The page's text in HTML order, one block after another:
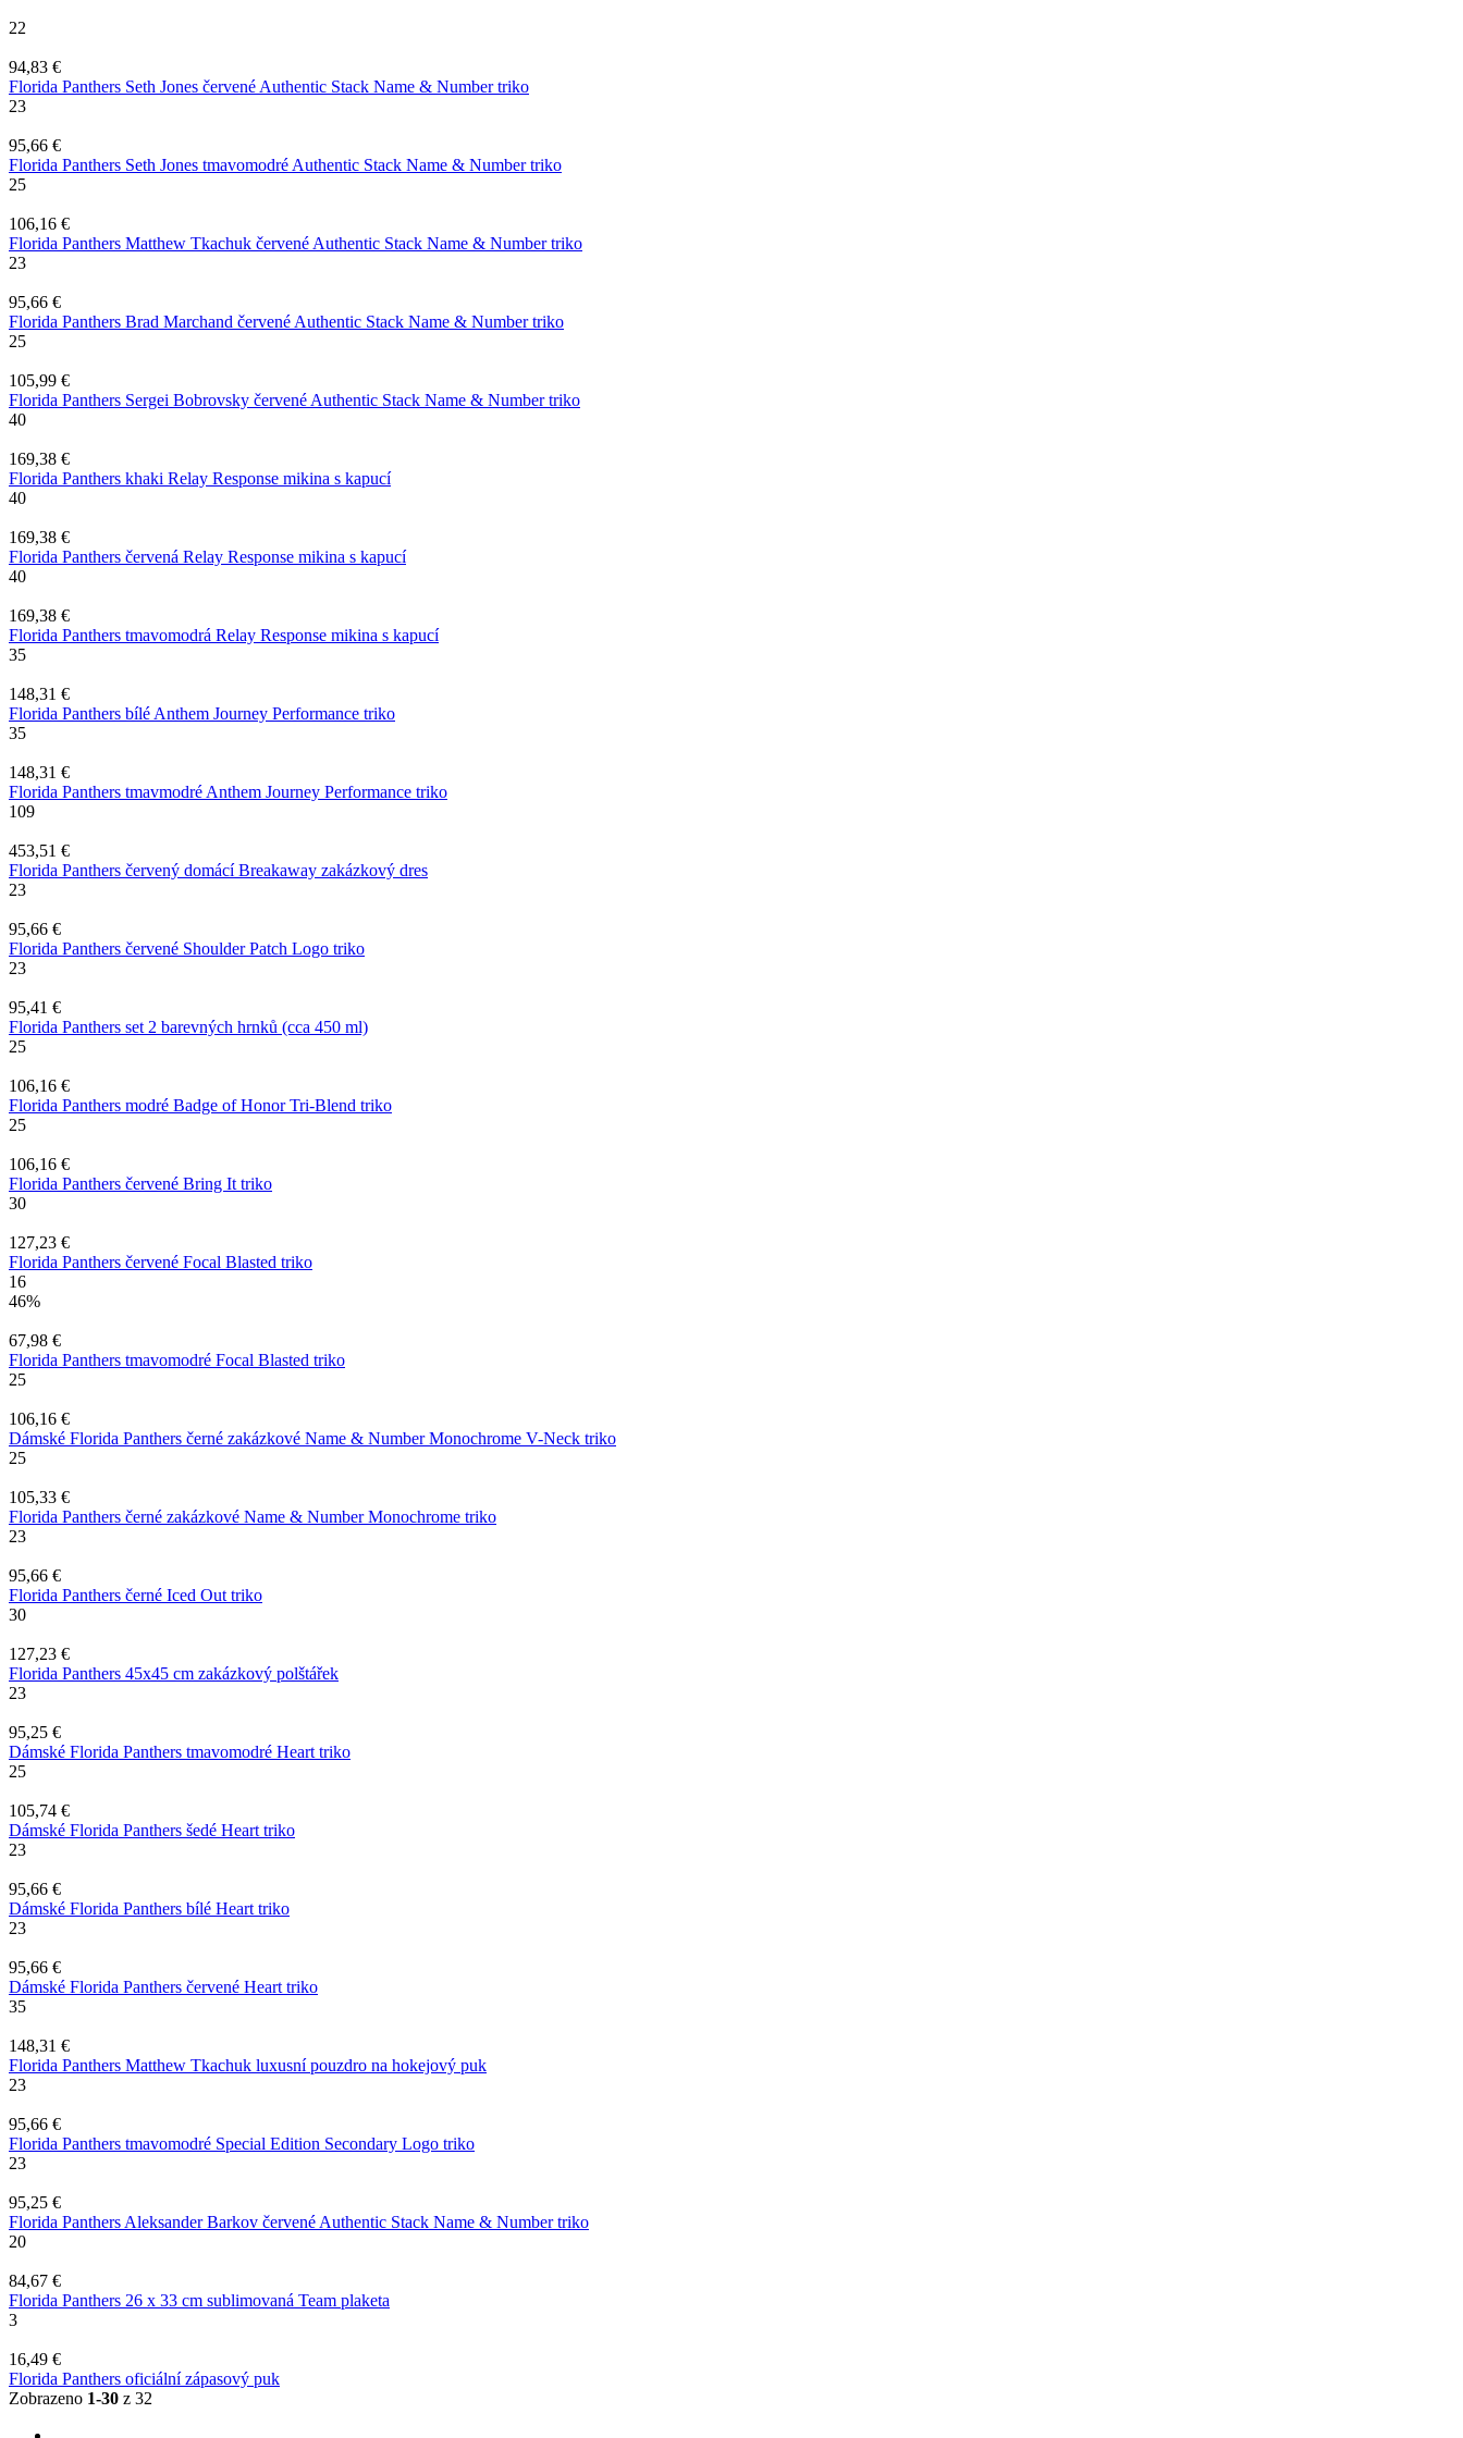
22
94,83 €
Florida Panthers Seth Jones červené Authentic Stack Name & Number triko
23
95,66 €
Florida Panthers Seth Jones tmavomodré Authentic Stack Name & Number triko
25
106,16 €
Florida Panthers Matthew Tkachuk červené Authentic Stack Name & Number triko
23
95,66 €
Florida Panthers Brad Marchand červené Authentic Stack Name & Number triko
25
105,99 €
Florida Panthers Sergei Bobrovsky červené Authentic Stack Name & Number triko
40
169,38 €
Florida Panthers khaki Relay Response mikina s kapucí
40
169,38 €
Florida Panthers červená Relay Response mikina s kapucí
40
169,38 €
Florida Panthers tmavomodrá Relay Response mikina s kapucí
35
148,31 €
Florida Panthers bílé Anthem Journey Performance triko
35
148,31 €
Florida Panthers tmavmodré Anthem Journey Performance triko
109
453,51 €
Florida Panthers červený domácí Breakaway zakázkový dres
23
95,66 €
Florida Panthers červené Shoulder Patch Logo triko
23
95,41 €
Florida Panthers set 2 barevných hrnků (cca 450 ml)
25
106,16 €
Florida Panthers modré Badge of Honor Tri-Blend triko
25
106,16 €
Florida Panthers červené Bring It triko
30
127,23 €
Florida Panthers červené Focal Blasted triko
16
46%
67,98 €
Florida Panthers tmavomodré Focal Blasted triko
25
106,16 €
Dámské Florida Panthers černé zakázkové Name & Number Monochrome V-Neck triko
25
105,33 €
Florida Panthers černé zakázkové Name & Number Monochrome triko
23
95,66 €
Florida Panthers černé Iced Out triko
30
127,23 €
Florida Panthers 45x45 cm zakázkový polštářek
23
95,25 €
Dámské Florida Panthers tmavomodré Heart triko
25
105,74 €
Dámské Florida Panthers šedé Heart triko
23
95,66 €
Dámské Florida Panthers bílé Heart triko
23
95,66 €
Dámské Florida Panthers červené Heart triko
35
148,31 €
Florida Panthers Matthew Tkachuk luxusní pouzdro na hokejový puk
23
95,66 €
Florida Panthers tmavomodré Special Edition Secondary Logo triko
23
95,25 €
Florida Panthers Aleksander Barkov červené Authentic Stack Name & Number triko
20
84,67 €
Florida Panthers 26 x 33 cm sublimovaná Team plaketa
3
16,49 €
Florida Panthers oficiální zápasový puk
Zobrazeno 1-30 z 32